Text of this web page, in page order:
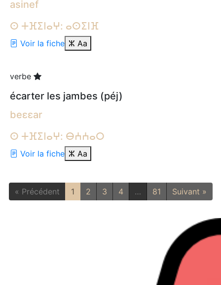
asinef
ⵙ ⵜⴼⵉⵏⴰⵖ: ⴰⵙⵉⵏⴼ
Voir la fiche ⵣ Aa
verbe
écarter les jambes (péj)
beɛɛar
ⵙ ⵜⴼⵉⵏⴰⵖ: ⴱⵄⵄⴰⵔ
Voir la fiche ⵣ Aa
« Précédent 1 2 3 4 … 81 Suivant »